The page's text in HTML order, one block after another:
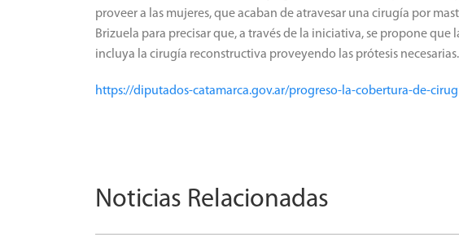
proveer a las mujeres, que acaban de atravesar una cirugía por
Brizuela para precisar que, a través de la iniciativa, se propone que
incluya la cirugía reconstructiva proveyendo las prótesis necesarias.
https://diputados-catamarca.gov.ar/progreso-la-cobertura-de-
Noticias Relacionadas